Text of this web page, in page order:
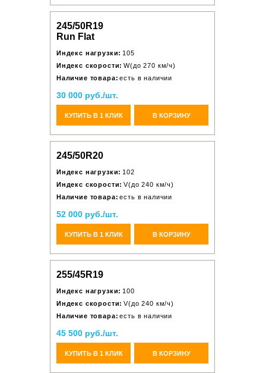
245/50R19
Run Flat
Индекс нагрузки: 105
Индекс скорости: W(до 270 км/ч)
Наличие товара: есть в наличии
30 000 руб./шт.
КУПИТЬ В 1 КЛИК В КОРЗИНУ
245/50R20
Индекс нагрузки: 102
Индекс скорости: V(до 240 км/ч)
Наличие товара: есть в наличии
52 000 руб./шт.
КУПИТЬ В 1 КЛИК В КОРЗИНУ
255/45R19
Индекс нагрузки: 100
Индекс скорости: V(до 240 км/ч)
Наличие товара: есть в наличии
45 500 руб./шт.
КУПИТЬ В 1 КЛИК В КОРЗИНУ